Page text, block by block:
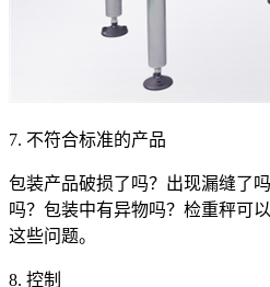
7. 不符合标准的产品
包装产品破损了吗？出现漏缝了
吗？包装中有异物吗？检重秤可
这些问题。
8. 控制